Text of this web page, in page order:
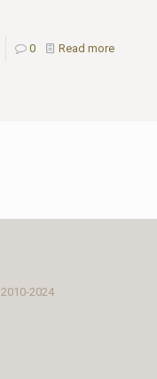
0 Read more
2024